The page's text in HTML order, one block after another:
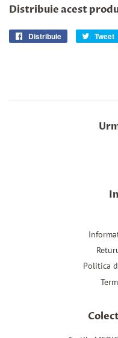
Distribuie acest
Distribuie
DistribuieTweet
Politica